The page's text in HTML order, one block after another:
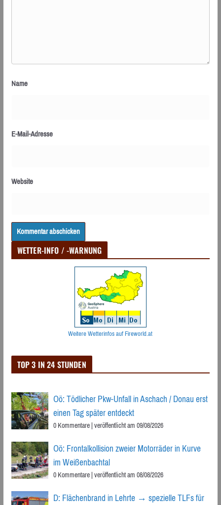
Name
E-Mail-Adresse
Website
WETTER-INFO / -WARNUNG
Weitere Wetterinfos auf Fireworld.at
TOP 3 IN 24 STUNDEN
Oö: Tödlicher Pkw-Unfall in Aschach / Donau erst
einen Tag später entdeckt
0 Kommentare|veröffentlicht am 09/08/2026
Oö: Frontalkollision zweier Motorräder in Kurve
im Weißenbachtal
0 Kommentare|veröffentlicht am 08/08/2026
D: Flächenbrand in Lehrte → spezielle TLFs für